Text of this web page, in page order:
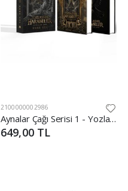
2100000002986
Aynalar Çağı Serisi 1 - Yozlaşmış Harabeler (Tek Kitaplık Kutu)
649,00 TL